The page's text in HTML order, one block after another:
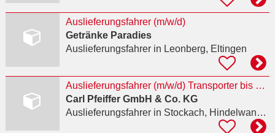
Auslieferungsfahrer (m/w/d)
Getränke Paradies
Auslieferungsfahrerin Leonberg, Eltingen
Auslieferungsfahrer (m/w/d) Transporter bis 3,5t
Carl Pfeiffer GmbH & Co. KG
Auslieferungsfahrerin Stockach, Hindelwangen